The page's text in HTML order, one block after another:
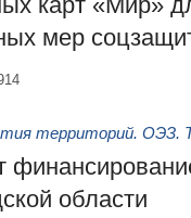
мер
территорий. ОЭЗ.
области